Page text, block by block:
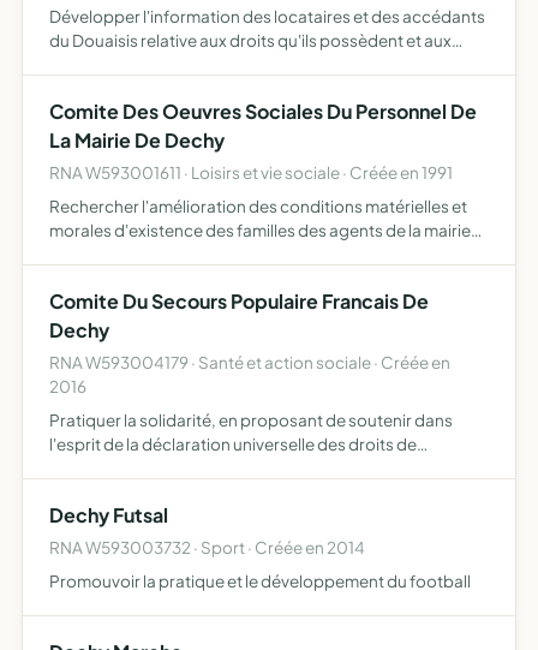
Développer l'information des locataires et des accédants
du Douaisis relative aux droits qu'ils possèdent et aux
Comite Des Oeuvres Sociales Du Personnel De
La Mairie De Dechy
RNA W593001611 · Loisirs et vie sociale · Créée en 1991
Rechercher l'amélioration des conditions matérielles et
morales d'existence des familles des agents de la mairie
Comite Du Secours Populaire Francais De
Dechy
RNA W593004179 · Santé et action sociale · Créée en
2016
Pratiquer la solidarité, en proposant de soutenir dans
l'esprit de la déclaration universelle des droits de
Dechy Futsal
RNA W593003732 · Sport · Créée en 2014
Promouvoir la pratique et le développement du football